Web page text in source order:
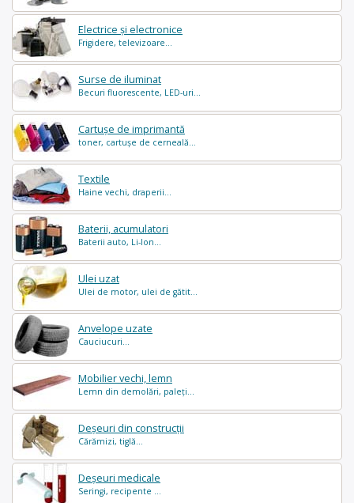
Electrice și electronice
Frigidere, televizoare...
Surse de iluminat
Becuri fluorescente, LED-uri...
Cartușe de imprimantă
toner, cartușe de cerneală...
Textile
Haine vechi, draperii...
Baterii, acumulatori
Baterii auto, Li-Ion...
Ulei uzat
Ulei de motor, ulei de gătit...
Anvelope uzate
Cauciucuri...
Mobilier vechi, lemn
Lemn din demolări, paleți...
Deșeuri din construcții
Cărămizi, tiglă...
Deșeuri medicale
Seringi, recipente ...